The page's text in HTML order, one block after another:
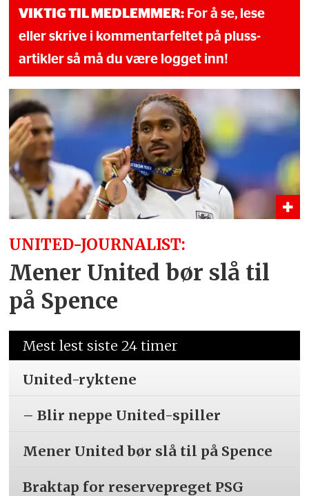
VIKTIG TIL MEDLEMMER: For å se, lese
eller skrive i kommentarfeltet på pluss-
artikler så må du være logget inn!
UNITED-JOURNALIST:
Mener United bør slå til
på Spence
Mest lest siste 24 timer
United-ryktene
– Blir neppe United-spiller
Mener United bør slå til på Spence
Braktap for reservepreget PSG